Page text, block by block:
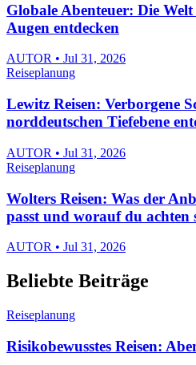
Globale Abenteuer: Die
Augen entdecken
AUTOR • Jul 31, 2026
Reiseplanung
Lewitz Reisen: Verborgene
norddeutschen Tiefebene
AUTOR • Jul 31, 2026
Reiseplanung
Wolters Reisen: Was der
passt und worauf du achten
AUTOR • Jul 31, 2026
Beliebte Beiträge
Reiseplanung
Risikobewusstes Reisen: